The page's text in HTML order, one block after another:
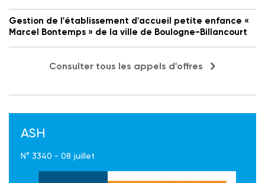
Gestion de l'établissement d'accueil petite enfance «
Marcel Bontemps » de la ville de Boulogne-Billancourt
Consulter tous les appels d'offres
ASH
N° 3340 - 08 juillet